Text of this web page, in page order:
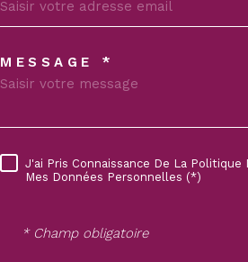
MESSAGE *
J'ai Pris Connaissance De La
Mes Données Personnelles (*)
* Champ obligatoire